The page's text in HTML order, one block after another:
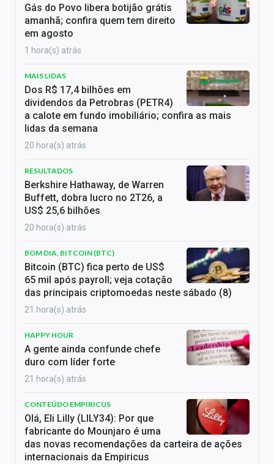
Gás do Povo libera botijão grátis
amanhã; confira quem tem direito
em agosto
1 hora(s) atrás
MAIS LIDAS
Dos R$ 17,4 bilhões em
dividendos da Petrobras (PETR4)
a calote em fundo imobiliário; confira as mais
lidas da semana
20 hora(s) atrás
RESULTADOS
Berkshire Hathaway, de Warren
Buffett, dobra lucro no 2T26, a
US$ 25,6 bilhões
20 hora(s) atrás
BOM DIA, BITCOIN (BTC)
Bitcoin (BTC) fica perto de US$
65 mil após payroll; veja cotação
das principais criptomoedas neste sábado (8)
21 hora(s) atrás
HAPPY HOUR
A gente ainda confunde chefe
duro com líder forte
21 hora(s) atrás
CONTEÚDO EMPIRICUS
Olá, Eli Lilly (LILY34): Por que
fabricante do Mounjaro é uma
das novas recomendações da carteira de ações
internacionais da Empiricus